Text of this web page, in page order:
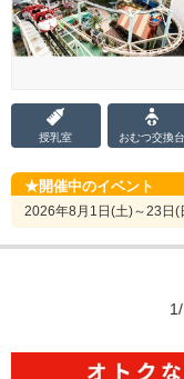
授乳室 おむつ交換台
開催中のイベント
2026年8月1日(土)～23日(
1/